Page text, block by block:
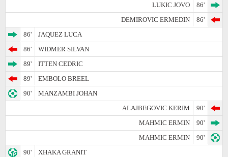
LUKIC JOVO
86'
DEMIROVIC ERMEDIN
86'
86'
JAQUEZ LUCA
86'
WIDMER SILVAN
89'
ITTEN CEDRIC
89'
EMBOLO BREEL
90'
MANZAMBI JOHAN
ALAJBEGOVIC KERIM
90'
MAHMIC ERMIN
90'
MAHMIC ERMIN
90'
90'
XHAKA GRANIT